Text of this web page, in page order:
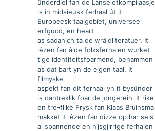
ûnderdiel fan de Lanselotkompilaasje
is in midsieusk ferhaal út it
Europeesk taalgebiet, universeel
erfguod, en heart
as sadanich ta de wrâldliteratuer. It
lêzen fan âlde folksferhalen wurket
tige identiteitsfoarmend, benammen
as dat bart yn de eigen taal. It
filmyske
aspekt fan dit ferhaal yn it bysûnder
is oantreklik foar de jongerein. It rike
en tre¬flike Frysk fan Klaas Bruinsma
makket it lêzen fan dizze op har sels
al spannende en nijsgjirrige ferhalen